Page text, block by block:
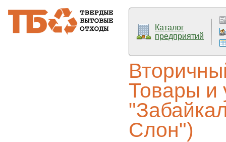
Каталог
предприятий
Товары и
Слон")